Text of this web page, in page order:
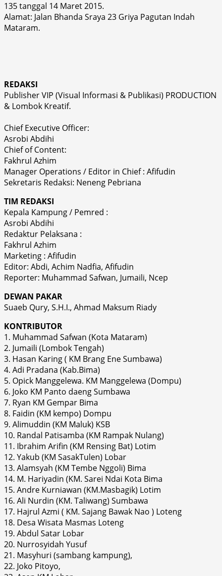
135 tanggal 14 Maret 2015.
Alamat: Jalan Bhanda Sraya 23 Griya Pagutan Indah
Mataram.
REDAKSI
Publisher VIP (Visual Informasi & Publikasi) PRODUCTION
& Lombok Kreatif.
Chief Executive Officer:
Asrobi Abdihi
Chief of Content:
Fakhrul Azhim
Manager Operations / Editor in Chief : Afifudin
Sekretaris Redaksi: Neneng Pebriana
TIM REDAKSI
Kepala Kampung / Pemred :
Asrobi Abdihi
Redaktur Pelaksana :
Fakhrul Azhim
Marketing : Afifudin
Editor: Abdi, Achim Nadfia, Afifudin
Reporter: Muhammad Safwan, Jumaili, Ncep
DEWAN PAKAR
Suaeb Qury, S.H.I., Ahmad Maksum Riady
KONTRIBUTOR
1. Muhammad Safwan (Kota Mataram)
2. Jumaili (Lombok Tengah)
3. Hasan Karing ( KM Brang Ene Sumbawa)
4. Adi Pradana (Kab.Bima)
5. Opick Manggelewa. KM Manggelewa (Dompu)
6. Joko KM Panto daeng Sumbawa
7. Ryan KM Gempar Bima
8. Faidin (KM kempo) Dompu
9. Alimuddin (KM Maluk) KSB
10. Randal Patisamba (KM Rampak Nulang)
11. Ibrahim Arifin (KM Rensing Bat) Lotim
12. Yakub (KM SasakTulen) Lobar
13. Alamsyah (KM Tembe Nggoli) Bima
14. M. Hariyadin (KM. Sarei Ndai Kota Bima
15. Andre Kurniawan (KM.Masbagik) Lotim
16. Ali Nurdin (KM. Taliwang) Sumbawa
17. Hajrul Azmi ( KM. Sajang Bawak Nao ) Loteng
18. Desa Wisata Masmas Loteng
19. Abdul Satar Lobar
20. Nurrosyidah Yusuf
21. Masyhuri (sambang kampung),
22. Joko Pitoyo,